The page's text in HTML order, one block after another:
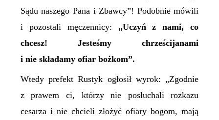
Sądu naszego Pana i Zbawcy”! Podobnie mówili
i pozostali męczennicy: „Uczyń z nami, co
chcesz! Jesteśmy chrześcijanami
i nie składamy ofiar bożkom”.
Wtedy prefekt Rustyk ogłosił wyrok: „Zgodnie
z prawem ci, którzy nie posłuchali rozkazu
cesarza i nie chcieli złożyć ofiary bogom, mają